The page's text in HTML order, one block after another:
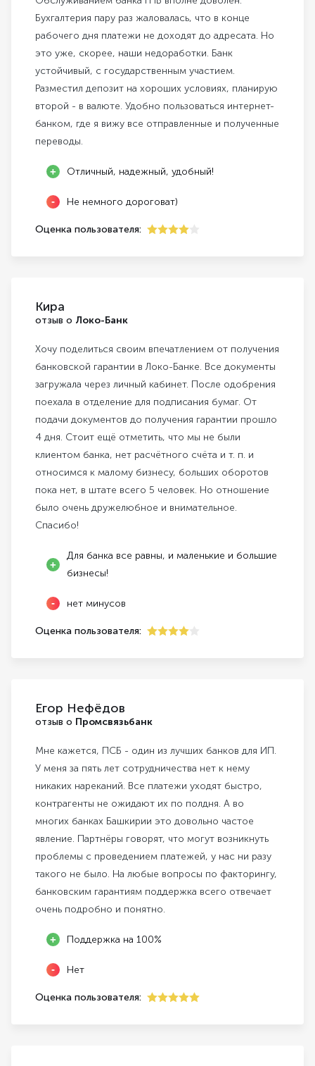
Бухгалтерия пару раз жаловалась, что в конце
рабочего дня платежи не доходят до адресата. Но
это уже, скорее, наши недоработки. Банк
устойчивый, с государственным участием.
Разместил депозит на хороших условиях, планирую
второй - в валюте. Удобно пользоваться интернет-
банком, где я вижу все отправленные и полученные
переводы.
Отличный, надежный, удобный!
Не немного дороговат)
Оценка пользователя:
Кира
отзыв о Локо-Банк
Хочу поделиться своим впечатлением от получения
банковской гарантии в Локо-Банке. Все документы
загружала через личный кабинет. После одобрения
поехала в отделение для подписания бумаг. От
подачи документов до получения гарантии прошло
4 дня. Стоит ещё отметить, что мы не были
клиентом банка, нет расчётного счёта и т. п. и
относимся к малому бизнесу, больших оборотов
пока нет, в штате всего 5 человек. Но отношение
было очень дружелюбное и внимательное.
Спасибо!
Для банка все равны, и маленькие и большие
бизнесы!
нет минусов
Оценка пользователя:
Егор Нефёдов
отзыв о Промсвязьбанк
Мне кажется, ПСБ - один из лучших банков для ИП.
У меня за пять лет сотрудничества нет к нему
никаких нареканий. Все платежи уходят быстро,
контрагенты не ожидают их по полдня. А во
многих банках Башкирии это довольно частое
явление. Партнёры говорят, что могут возникнуть
проблемы с проведением платежей, у нас ни разу
такого не было. На любые вопросы по факторингу,
банковским гарантиям поддержка всего отвечает
очень подробно и понятно.
Поддержка на 100%
Нет
Оценка пользователя: